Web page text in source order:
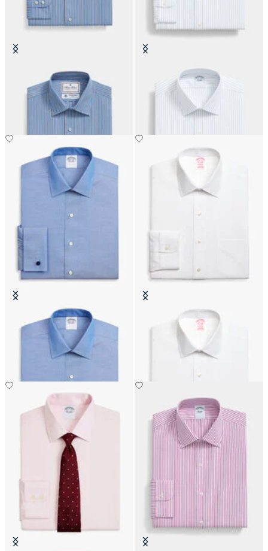
Camicia Thomas Mason Regular
Fit in Cotone con Collo Ainsley
Camicia Regular Fit Non-Iron in
Cotone con Collo Ainsley
Camicia Regular Fit Non-Iron
Oxford con Collo Ainsley
Camicia Slim Fit Non-Iron in
Cotone con Collo Ainsley